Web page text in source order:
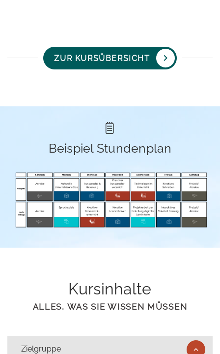
ZUR KURSÜBERSICHT
Beispiel Stundenplan
Kursinhalte
ALLES, WAS SIE WISSEN MÜSSEN
Zielgruppe